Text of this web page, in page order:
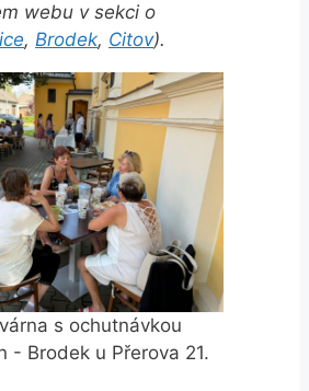
webu v sekci o
, Brodek, Citov).
s ochutnávkou
- Brodek u Přerova 21.